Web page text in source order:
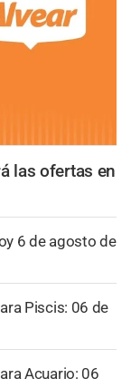
las ofertas en
6 de agosto de
Piscis: 06 de
Acuario: 06